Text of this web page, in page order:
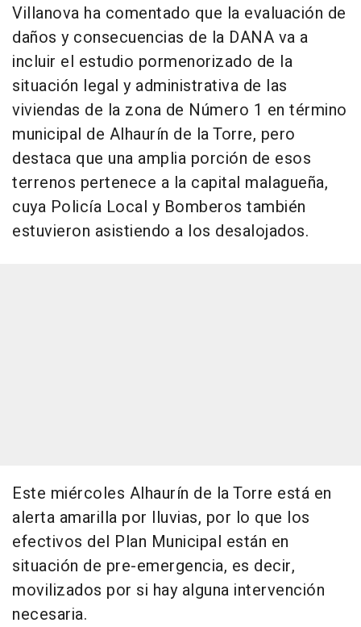
Villanova ha comentado que la evaluación de
daños y consecuencias de la DANA va a
incluir el estudio pormenorizado de la
situación legal y administrativa de las
viviendas de la zona de Número 1 en término
municipal de Alhaurín de la Torre, pero
destaca que una amplia porción de esos
terrenos pertenece a la capital malagueña,
cuya Policía Local y Bomberos también
estuvieron asistiendo a los desalojados.
Este miércoles Alhaurín de la Torre está en
alerta amarilla por lluvias, por lo que los
efectivos del Plan Municipal están en
situación de pre-emergencia, es decir,
movilizados por si hay alguna intervención
necesaria.